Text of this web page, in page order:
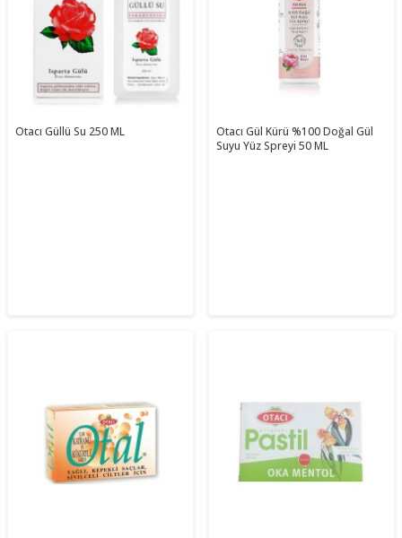
Otacı Güllü Su 250 ML
Otacı Gül Kürü %100 Doğal Gül
Suyu Yüz Spreyi 50 ML